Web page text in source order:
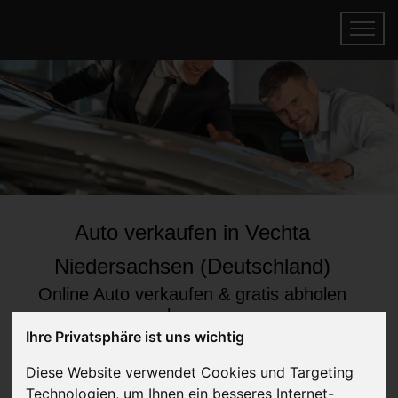
Ihre Privatsphäre ist uns wichtig
Diese Website verwendet Cookies und Targeting
Technologien, um Ihnen ein besseres Internet-
Auto verkaufen in Vechta
Niedersachsen (Deutschland)
Online Auto verkaufen & gratis abholen
lassen
Auf Wunsch sofort Geld für Ihr Auto erhalten